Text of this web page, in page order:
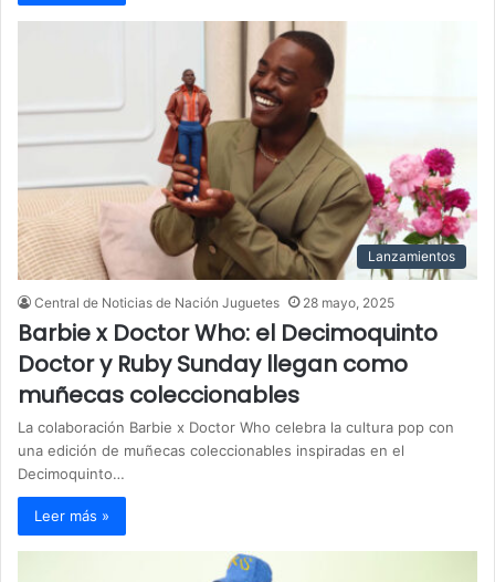
Lanzamientos
Central de Noticias de Nación Juguetes 28 mayo, 2025
Barbie x Doctor Who: el Decimoquinto
Doctor y Ruby Sunday llegan como
muñecas coleccionables
La colaboración Barbie x Doctor Who celebra la cultura pop con
una edición de muñecas coleccionables inspiradas en el
Decimoquinto…
Leer más »